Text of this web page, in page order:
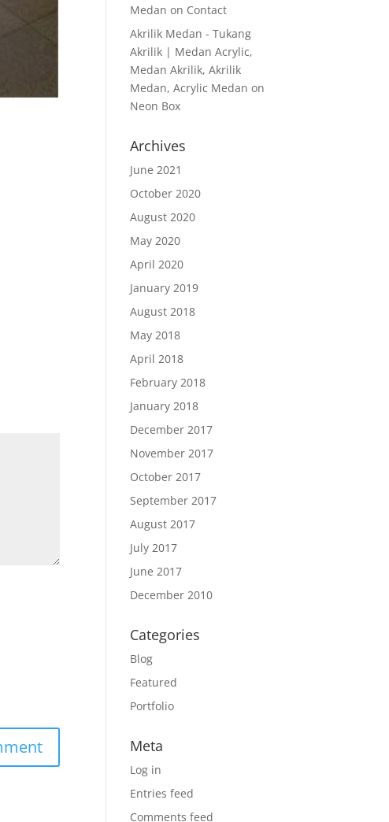
Medan on Contact
Akrilik Medan - Tukang
Akrilik | Medan Acrylic,
Medan Akrilik, Akrilik
Medan, Acrylic Medan on
Neon Box
Archives
June 2021
October 2020
August 2020
May 2020
April 2020
January 2019
August 2018
May 2018
April 2018
February 2018
January 2018
December 2017
November 2017
October 2017
September 2017
August 2017
July 2017
June 2017
December 2010
Categories
Blog
Featured
Portfolio
Meta
Log in
Entries feed
Comments feed